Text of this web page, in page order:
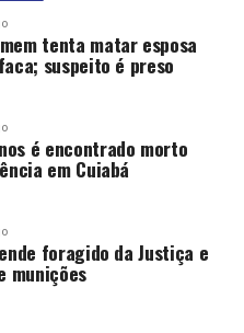
tenta matar esposa
suspeito é preso
é encontrado morto
em Cuiabá
foragido da Justiça e
munições